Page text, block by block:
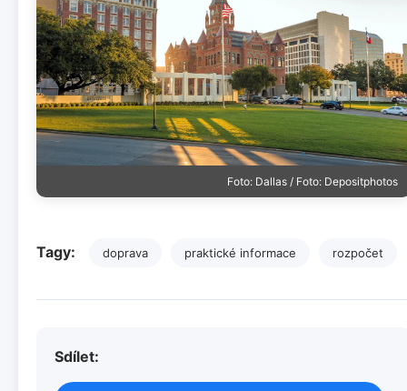
Foto: Dallas / Foto: Depositphotos
Tagy: doprava praktické informace rozpočet
Sdílet: